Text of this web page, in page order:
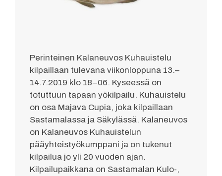
Perinteinen Kalaneuvos Kuhauistelu
kilpaillaan tulevana viikonloppuna 13.–
14.7.2019 klo 18–06. Kyseessä on
totuttuun tapaan yökilpailu. Kuhauistelu
on osa Majava Cupia, joka kilpaillaan
Sastamalassa ja Säkylässä. Kalaneuvos
on Kalaneuvos Kuhauistelun
pääyhteistyökumppani ja on tukenut
kilpailua jo yli 20 vuoden ajan.
Kilpailupaikkana on Sastamalan Kulo-,